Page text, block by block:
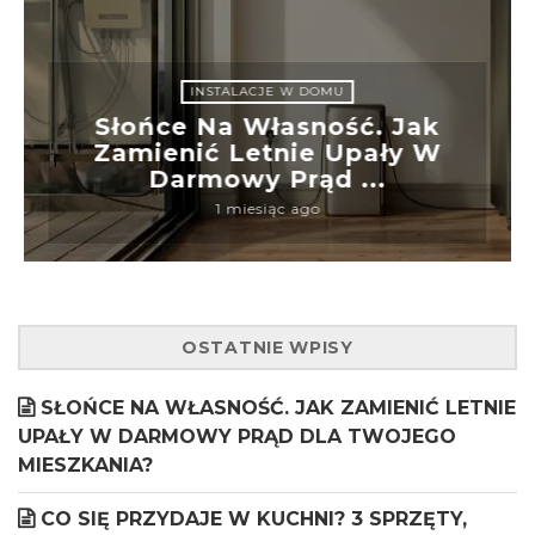
INSTALACJE W DOMU
Słońce Na Własność. Jak
Zamienić Letnie Upały W
Darmowy Prąd ...
1 miesiąc ago
OSTATNIE WPISY
SŁOŃCE NA WŁASNOŚĆ. JAK ZAMIENIĆ LETNIE
UPAŁY W DARMOWY PRĄD DLA TWOJEGO
MIESZKANIA?
CO SIĘ PRZYDAJE W KUCHNI? 3 SPRZĘTY,